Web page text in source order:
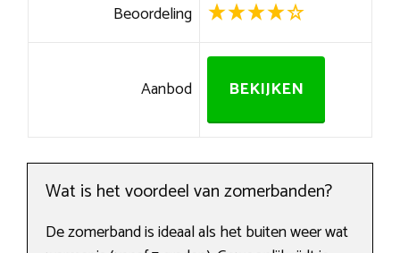
Beoordeling
Aanbod BEKIJKEN
Wat is het voordeel van zomerbanden?
De zomerband is ideaal als het buiten weer wat